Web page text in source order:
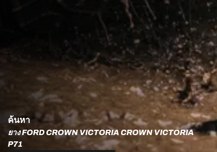
ค้นหา
ยาง FORD CROWN VICTORIA CROWN VICTORIA
P71